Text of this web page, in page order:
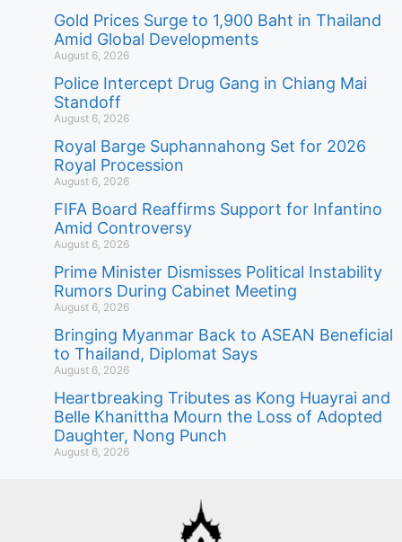
Gold Prices Surge to 1,900 Baht in Thailand
Amid Global Developments
August 6, 2026
Police Intercept Drug Gang in Chiang Mai
Standoff
August 6, 2026
Royal Barge Suphannahong Set for 2026
Royal Procession
August 6, 2026
FIFA Board Reaffirms Support for Infantino
Amid Controversy
August 6, 2026
Prime Minister Dismisses Political Instability
Rumors During Cabinet Meeting
August 6, 2026
Bringing Myanmar Back to ASEAN Beneficial
to Thailand, Diplomat Says
August 6, 2026
Heartbreaking Tributes as Kong Huayrai and
Belle Khanittha Mourn the Loss of Adopted
Daughter, Nong Punch
August 6, 2026